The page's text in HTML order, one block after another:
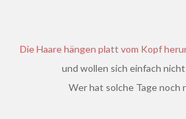
Die Haare hängen platt vom Kopf herunter, sehen strähnig aus
und wollen sich einfach
Wer hat solche Tage